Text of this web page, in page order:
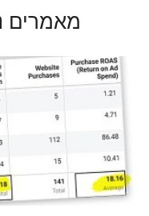
מאמרים